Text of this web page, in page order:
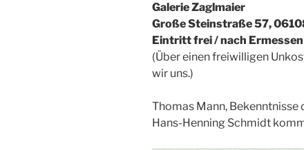
Galerie Zaglmaier
Große Steinstraße 57,
Eintritt frei / nach Ermessen
(Über einen freiwilligen
wir uns.)
Thomas Mann, Bekenntnisse
Hans-Henning Schmidt